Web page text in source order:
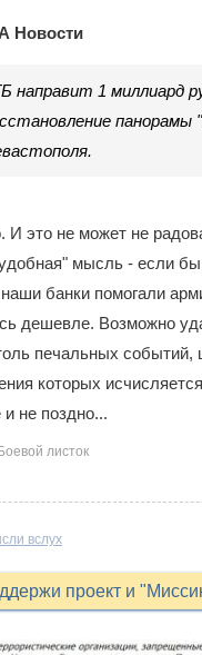
Новости
направит 1 миллиард
панорамы
И это не может не
мысль - если
банки помогали
дешевле. Возможно
печальных событий,
которых
не поздно...
листок
вслух
проект и